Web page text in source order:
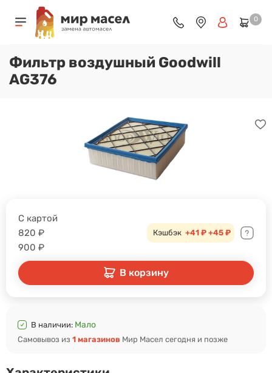
0
Фильтр воздушный Goodwill
AG376
С картой
820 ₽
900 ₽
Кэшбэк +41 ₽ +45 ₽
В корзину
В наличии: Мало
Самовывоз из 1 магазинов Мир Масел сегодня и позже